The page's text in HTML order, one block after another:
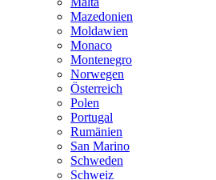
Mazedonien
Moldawien
Monaco
Montenegro
Norwegen
Österreich
Polen
Portugal
Rumänien
San Marino
Schweden
Schweiz